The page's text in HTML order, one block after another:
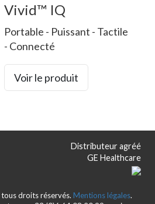
Vivid™ IQ
Portable - Puissant - Tactile
- Connecté
Voir le produit
Distributeur agréé
GE Healthcare
droits réservés. Mentions légales.